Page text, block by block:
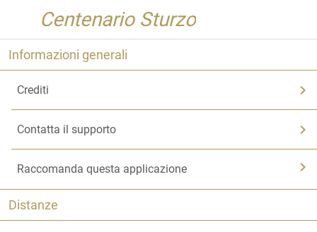
Centenario Sturzo
Informazioni generali
Crediti
Contatta il supporto
Raccomanda questa applicazione
Distanze